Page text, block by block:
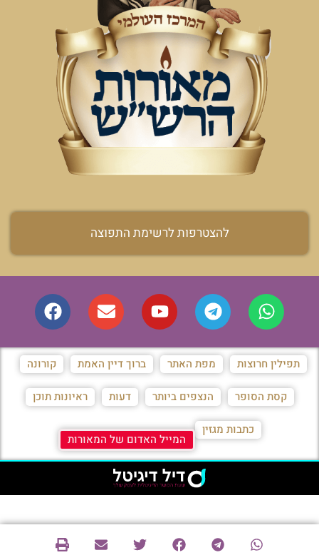
להצטרפות לרשימת התפוצה
תפילין חרוצות מפת האתר ברוך דיין האמת קורונה
קסת הסופר הנצפים ביותר דעות ראיונות תוכן
כתבות מגזין
המייל האדום של המאורות